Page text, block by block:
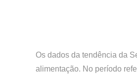
Os dados da tendência da
alimentação. No período